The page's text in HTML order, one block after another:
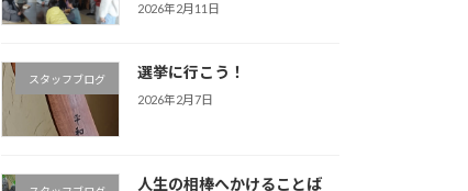
2026年2月11日
スタッフブログ 選挙に行こう！
2026年2月7日
人生の相棒へかけることば